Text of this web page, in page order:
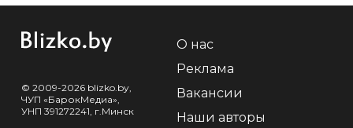
© 2009-2026 blizko.by,
ЧУП «БарокМедиа»,
УНП 391272241, г.Минск
О нас
Реклама
Вакансии
Наши авторы